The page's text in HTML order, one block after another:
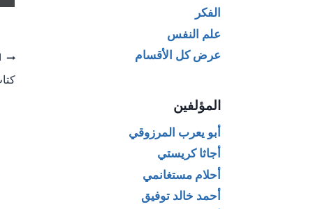
الفكر
علم النفس
عرض كل الأقسام
المؤلفين
أبو يعرب المرزوقي
أجاثا كريستي
أحلام مستغانمي
أحمد خالد توفيق